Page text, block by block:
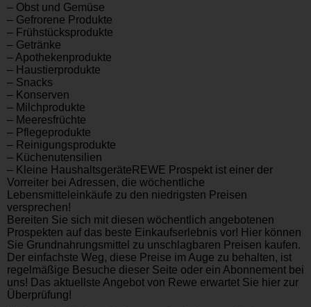
– Obst und Gemüse
– Gefrorene Produkte
– Frühstücksprodukte
– Getränke
– Apothekenprodukte
– Haustierprodukte
– Snacks
– Konserven
– Milchprodukte
– Meeresfrüchte
– Pflegeprodukte
– Reinigungsprodukte
– Küchenutensilien
– Kleine HaushaltsgeräteREWE Prospekt ist einer der
Vorreiter bei Adressen, die wöchentliche
Lebensmitteleinkäufe zu den niedrigsten Preisen
versprechen!
Bereiten Sie sich mit diesen wöchentlich angebotenen
Prospekten auf das beste Einkaufserlebnis vor! Hier können
Sie Grundnahrungsmittel zu unschlagbaren Preisen kaufen.
Der einfachste Weg, diese Preise im Auge zu behalten, ist
regelmäßige Besuche dieser Seite oder ein Abonnement bei
uns! Das aktuellste Angebot von Rewe erwartet Sie hier zur
Überprüfung!